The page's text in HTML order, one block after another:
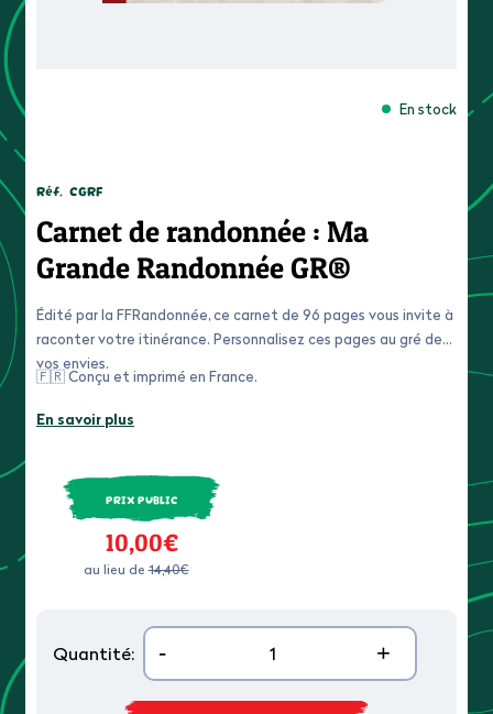
En stock
Réf. CGRF
Carnet de randonnée : Ma
Grande Randonnée GR®
Édité par la FFRandonnée, ce carnet de 96 pages vous invite à
raconter votre itinérance. Personnalisez ces pages au gré de
vos envies.
🇫🇷 Conçu et imprimé en France.
En savoir plus
PRIX PUBLIC
10,00€
au lieu de14,40€
Quantité: - +